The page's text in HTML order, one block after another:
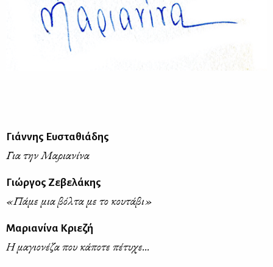
Γιάννης Ευσταθιάδης
Για την Μαριανίνα
Γιώργος Ζεβελάκης
«Πάμε μια βόλτα με το κουτάβι»
Μαριανίνα Κριεζή
Η μαγιονέζα που κάποτε πέτυχε...